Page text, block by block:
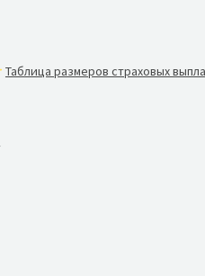
Таблица размеров страховых